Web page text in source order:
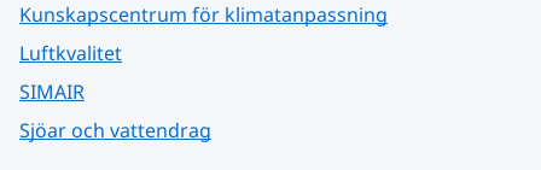
Kunskapscentrum för klimatanpassning
Luftkvalitet
SIMAIR
Sjöar och vattendrag